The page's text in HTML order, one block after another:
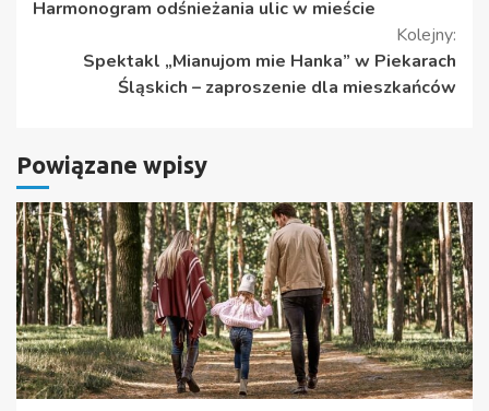
Harmonogram odśnieżania ulic w mieście
Kolejny:
Spektakl „Mianujom mie Hanka” w Piekarach
Śląskich – zaproszenie dla mieszkańców
Powiązane wpisy